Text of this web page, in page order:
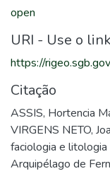
open
URI - Use o
https://
Citação
ASSIS, Hortencia
VIRGENS NETO,
faciologia e
Arquipélago de